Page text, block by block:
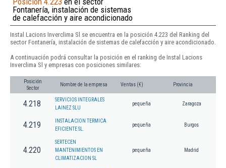
Fontanería, instalación de sistemas
de calefacción y aire acondicionado
Instal Lacions Inverclima Sl se encuentra en la posición 4.223 del Ranking del
sector Fontanería, instalación de sistemas de calefacción y aire acondicionado.
A continuación podrá consultar la posición en el ranking de Instal Lacions
Inverclima Sl y empresas con posiciones similares:
Posición
Sector
Nombre de la empresa Ventas (€) Provincia
4.218
SERVICIOS INTEGRALES
LAINEZ SLU
pequeña Zaragoza
4.219
INSTALACION TERMICA
EFICIENTE SL.
pequeña Burgos
4.220
SERTECEN
MANTENIMIENTOS EN
CLIMATIZACION SL
pequeña Madrid